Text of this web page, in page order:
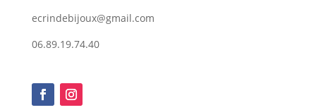
ecrindebijoux@gmail.com
06.89.19.74.40